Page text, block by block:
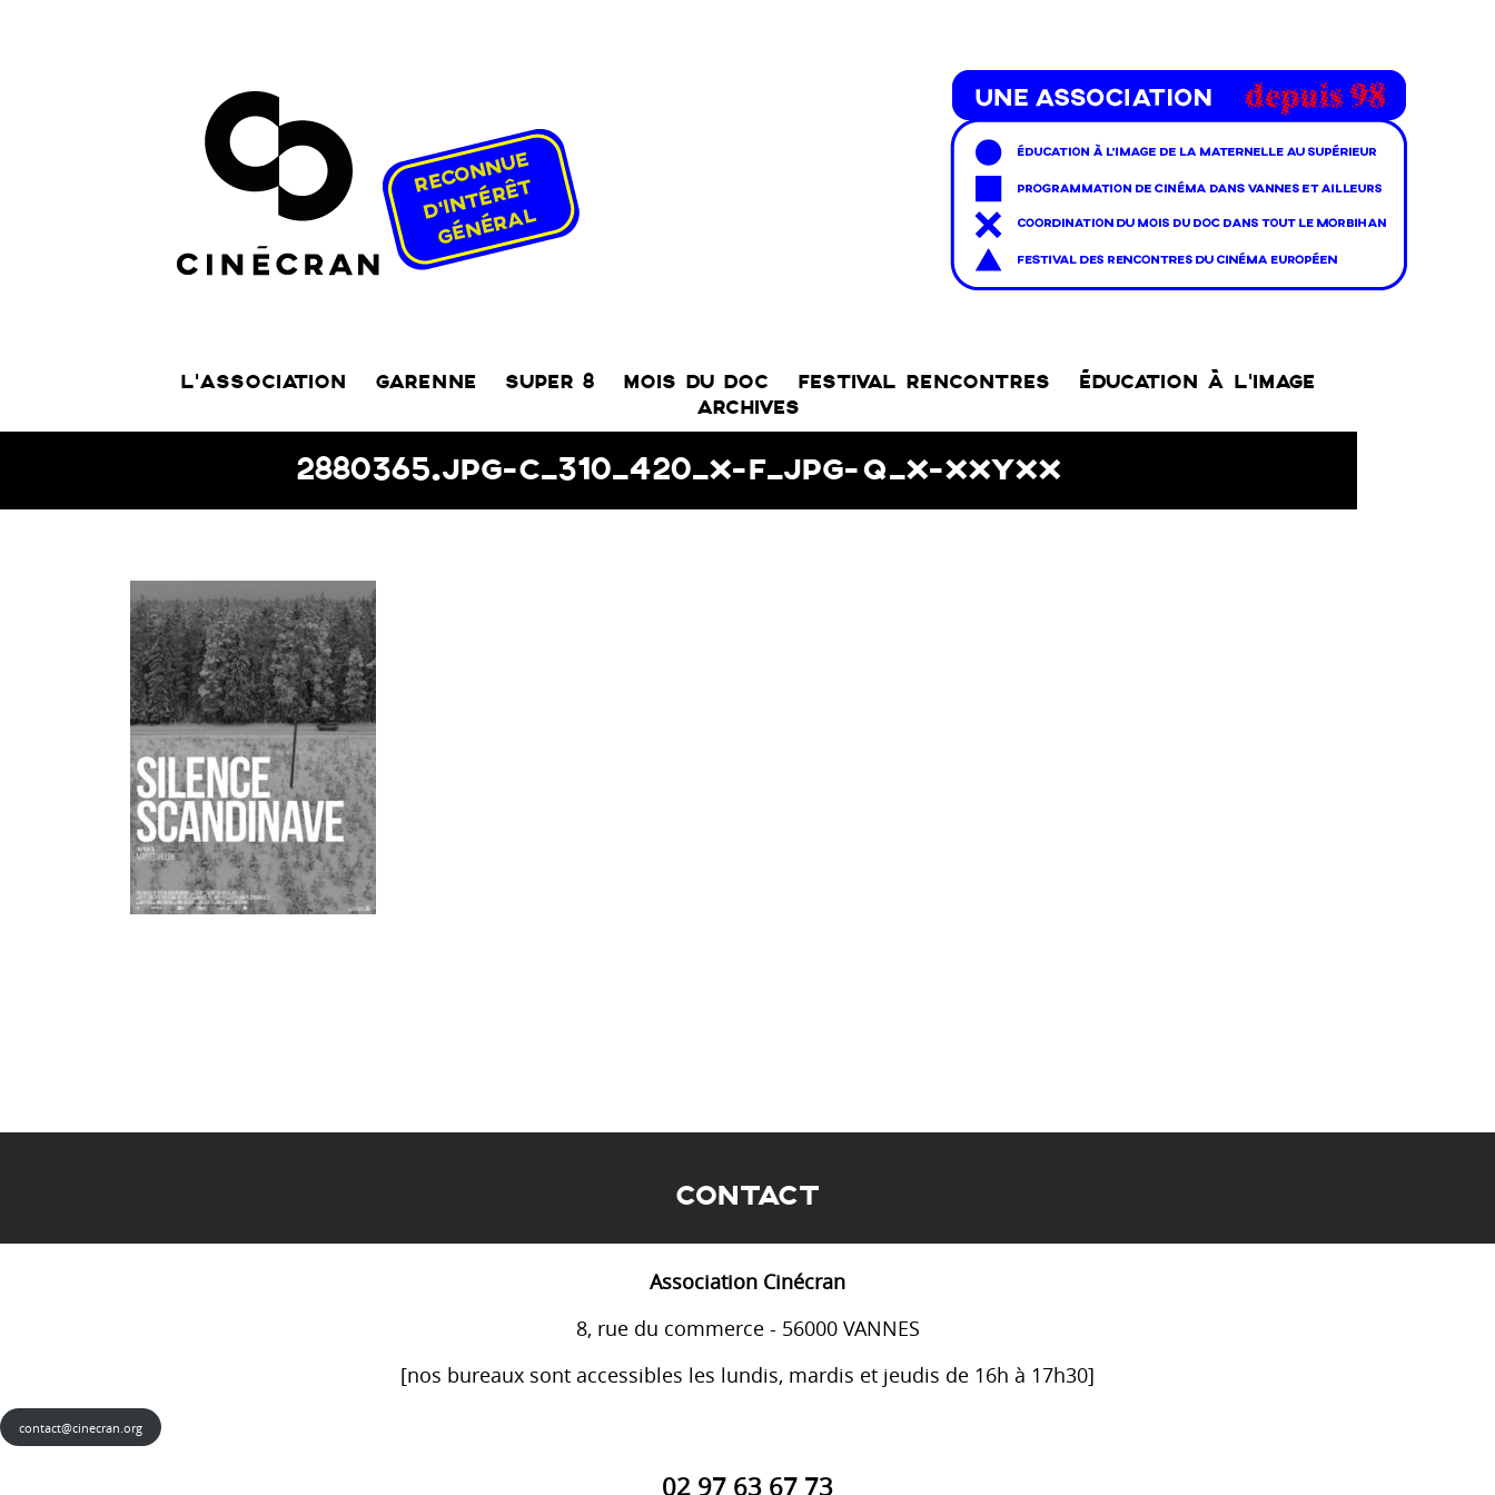
L’ASSOCIATION GARENNE SUPER 8 MOIS DU DOC FESTIVAL RENCONTRES
ÉDUCATION À L’IMAGE
ARCHIVES
2880365.JPG-C_310_420_X-F_JPG-Q_X-XXYXX
CONTACT
Association Cinécran
8, rue du commerce - 56000 VANNES
[nos bureaux sont accessibles les lundis, mardis et jeudis de 16h à 17h30]
contact@cinecran.org
02 97 63 67 73